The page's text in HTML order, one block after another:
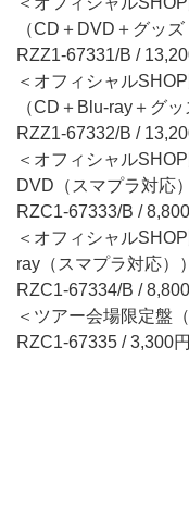
（CD＋DVD＋グッ
RZZ1-67331/B /
＜オフィシャル
（CD＋Blu-ray＋グ
RZZ1-67332/B /
＜オフィシャル
DVD（スマプラ対応
RZC1-67333/B /
＜オフィシャル
ray（スマプラ対応）
RZC1-67334/B /
＜ツアー会場限定盤
RZC1-67335 / 3,300